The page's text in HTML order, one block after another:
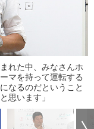
れた中、みなさんホ
マを持って運転する
なるのだということ
思います」